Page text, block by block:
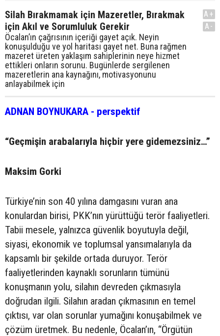
Silah Bırakmamak için Mazeretler, Bırakmak
için Akıl ve Sorumluluk Gerekir
Öcalan’ın çağrısının içeriği gayet açık. Neyin
konuşulduğu ve yol haritası gayet net. Buna rağmen
mazeret üreten yaklaşım sahiplerinin neye hizmet
ettikleri onların sorunu. Bugünlerde sergilenen
mazeretlerin ana kaynağını, motivasyonunu
anlayabilmek için
A+
A-
ADNAN BOYNUKARA - perspektif
“Geçmişin arabalarıyla hiçbir yere gidemezsiniz…”
Maksim Gorki
Türkiye’nin son 40 yılına damgasını vuran ana
konulardan birisi, PKK’nın yürüttüğü terör faaliyetleri.
Tabii mesele, yalnızca güvenlik boyutuyla değil,
siyasi, ekonomik ve toplumsal yansımalarıyla da
kapsamlı bir şekilde ortada duruyor. Terör
faaliyetlerinden kaynaklı sorunların tümünü
konuşmanın yolu, silahın devreden çıkmasıyla
doğrudan ilgili. Silahın aradan çıkmasının en temel
çıktısı, var olan sorunlar yumağını konuşabilmek ve
çözüm üretmek. Bu nedenle, Öcalan’ın, “Örgütün